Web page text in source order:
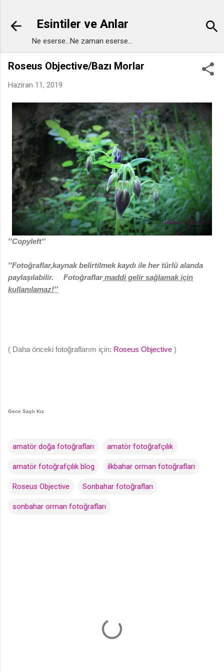
Esintiler ve Anlar
Ne eserse...Ne zaman eserse...
Roseus Objective/Bazı Morlar
Haziran 11, 2019
''Copyleft''
''Fotoğraflar,kaynak belirtilmek kaydı ile her türlü alanda
paylaşılabilir. Fotoğraflarmaddi gelir sağlamak için
kullanılamaz!''
( Daha önceki fotoğraflarım için: Roseus Objective )
Gece Saçlı Kız
amatör doğa fotoğrafları amatör fotoğrafçılık
amatör fotoğrafçılık blog ilkbahar orman fotoğrafları
Roseus Objective Sonbahar fotoğrafları
sonbahar orman fotoğrafları